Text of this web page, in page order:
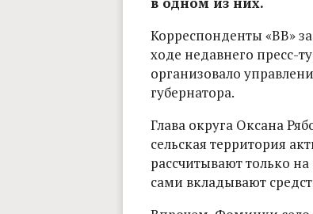
Корреспонденты «ВВ»
ходе недавнего пресс-
организовало
губернатора.
Глава округа Оксана
сельская территория
рассчитывают только
сами вкладывают